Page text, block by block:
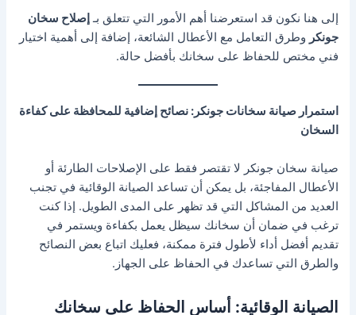
إلى هنا نكون قد استعرضنا أهم الأمور التي تتعلق بـإصلاح سخان
جونكر وطرق التعامل مع الأعطال الشائعة، إضافة إلى أهمية اختيار
فني مختص للحفاظ على سخانك بأفضل حالة.
استمرار صيانة سخانات جونكر: نصائح إضافية للمحافظة على كفاءة
السخان
صيانة سخان جونكر لا تقتصر فقط على الإصلاحات الطارئة أو
الأعطال المفاجئة، بل يمكن أن تساعد الصيانة الوقائية في تجنب
العديد من المشاكل التي قد تظهر على المدى الطويل. إذا كنت
ترغب في ضمان أن سخانك سيظل يعمل بكفاءة ويستمر في
تقديم أفضل أداء لأطول فترة ممكنة، فعليك اتباع بعض النصائح
والطرق التي تساعدك في الحفاظ على الجهاز.
الصيانة الوقائية: أساس الحفاظ على سخانك